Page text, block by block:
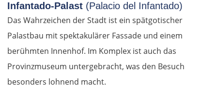
Infantado-Palast (Palacio del Infantado)
Das Wahrzeichen der Stadt ist ein spätgotischer
Palastbau mit spektakulärer Fassade und einem
berühmten Innenhof. Im Komplex ist auch das
Provinzmuseum untergebracht, was den Besuch
besonders lohnend macht.